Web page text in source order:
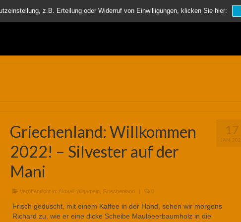
17
JAN.
Griechenland: Willkommen
2022! – Silvester auf der
Mani
Veröffentlicht in: Aktuell, Allgemein Griechenland | 0
Frisch geduscht, mit einem Kaffee in der Hand, sehen wir morgens
Richard zu, wie er eine dicke Scheibe Maulbeerbaumholz in die
z.B. Erteilung oder Widerruf von Einwilligungen, klicken Sie hier: